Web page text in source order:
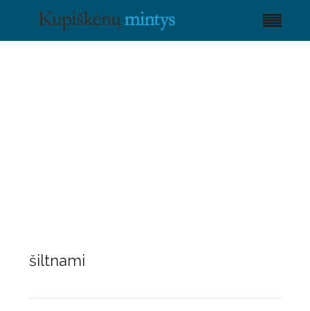
šiltnami